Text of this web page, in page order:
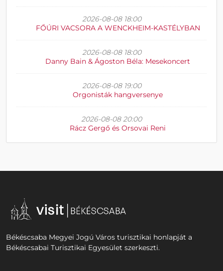
2026-08-08 18:00
FŐÚRI VACSORA A WENCKHEIM-KASTÉLYBAN
2026-08-08 18:00
Danny Bain & Ágoston Béla: Mesekoncert
2026-08-08 19:00
Orgonisták hangversenye
2026-08-08 20:00
Rácz Gergő és Orsovai Reni
Békéscsaba Megyei Jogú Város turisztikai honlapját a
Békéscsabai Turisztikai Egyesület szerkeszti.